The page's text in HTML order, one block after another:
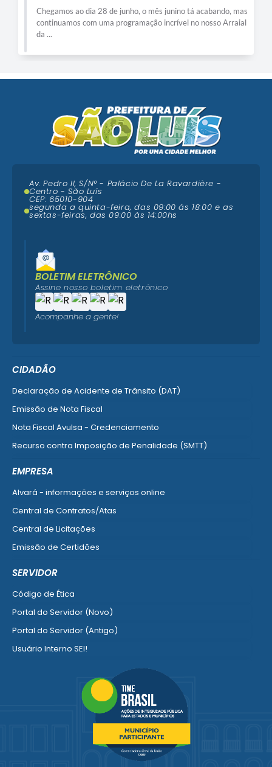
Chegamos ao dia 28 de junho, o mês junino tá acabando, mas
continuamos com uma programação incrível no nosso Arraial
da ...
CIDADÃO
Declaração de Acidente de Trânsito (DAT)
Emissão de Nota Fiscal
Nota Fiscal Avulsa - Credenciamento
Recurso contra Imposição de Penalidade (SMTT)
EMPRESA
Alvará - informações e serviços online
Central de Contratos/Atas
Central de Licitações
Emissão de Certidões
SERVIDOR
Código de Ética
Portal do Servidor (Novo)
Portal do Servidor (Antigo)
Usuário Interno SEI!
Portal do Segurado
Manual de Gestão Patrimonial
Ver mais serviços para o Servidor
Av. Pedro II, S/N° - Palácio De La Ravardière -
Centro - São Luís
CEP: 65010-904
segunda a quinta-feira, das 09:00 ás 18:00 e as
sextas-feiras, das 09:00 às 14:00hs
BOLETIM ELETRÔNICO
Assine nosso boletim eletrônico
Acompanhe a gente!